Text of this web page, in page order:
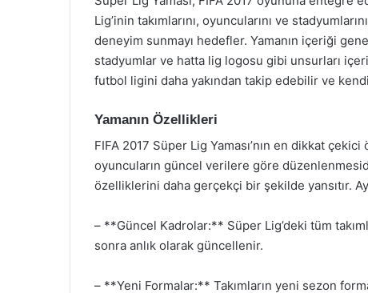
Lig’inin takımlarını, oyuncularını ve
deneyim sunmayı hedefler. Yamanın içeriği
stadyumlar ve hatta lig logosu gibi unsurları
futbol ligini daha yakından takip edebilir ve
Yamanın Özellikleri
FIFA 2017 Süper Lig Yaması’nın en dikkat
oyuncuların güncel verilere göre
özelliklerini daha gerçekçi bir şekilde yansıtır.
– **Güncel Kadrolar:** Süper Lig’deki tüm
sonra anlık olarak güncellenir.
– **Yeni Formalar:** Takımların yeni sezon